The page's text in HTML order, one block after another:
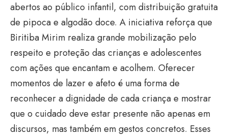
abertos ao público infantil, com distribuição gratuita
de pipoca e algodão doce. A iniciativa reforça que
Biritiba Mirim realiza grande mobilização pelo
respeito e proteção das crianças e adolescentes
com ações que encantam e acolhem. Oferecer
momentos de lazer e afeto é uma forma de
reconhecer a dignidade de cada criança e mostrar
que o cuidado deve estar presente não apenas em
discursos, mas também em gestos concretos. Esses